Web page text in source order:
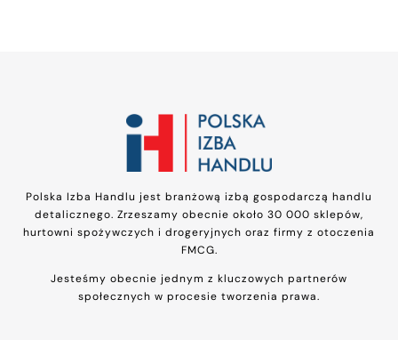
Polska Izba Handlu jest branżową izbą gospodarczą handlu
detalicznego. Zrzeszamy obecnie około 30 000 sklepów,
hurtowni spożywczych i drogeryjnych oraz firmy z otoczenia
FMCG.
Jesteśmy obecnie jednym z kluczowych partnerów
społecznych w procesie tworzenia prawa.